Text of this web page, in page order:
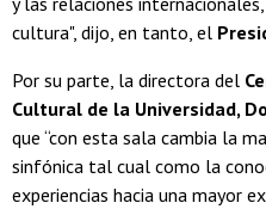
cultura", dijo, en tanto, el
Por su parte, la directora del
Cultural de la Universidad,
que “con esta sala cambia la
sinfónica tal cual como la
experiencias hacia una mayor